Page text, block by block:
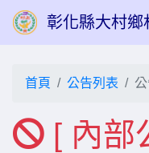
彰化縣大村鄉
首頁 公告列表
[ 內部